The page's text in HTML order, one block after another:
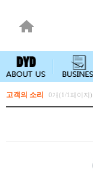
고객의 소리 0개(1/1페이지)